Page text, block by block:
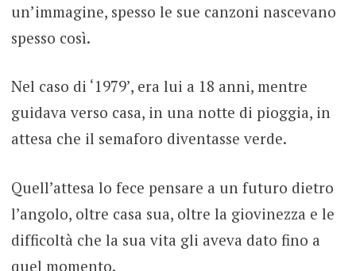
un’immagine, spesso le sue canzoni nascevano
spesso così.
Nel caso di ‘1979’, era lui a 18 anni, mentre
guidava verso casa, in una notte di pioggia, in
attesa che il semaforo diventasse verde.
Quell’attesa lo fece pensare a un futuro dietro
l’angolo, oltre casa sua, oltre la giovinezza e le
difficoltà che la sua vita gli aveva dato fino a
quel momento.